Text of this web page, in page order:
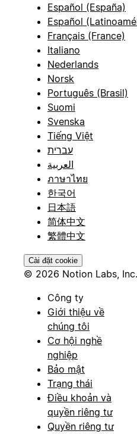
Español (España)
Español
Français (France)
Italiano
Nederlands
Norsk
Português (Brasil)
Suomi
Svenska
Tiếng Việt
עברית
العربية
ภาษาไทย
한국어
日本語
简体中文
繁體中文
Cài đặt cookie
© 2026 Notion Labs, Inc.
Công ty
Giới thiệu về
chúng tôi
Cơ hội nghề
nghiệp
Bảo mật
Trạng thái
Điều khoản và
quyền riêng tư
Quyền riêng tư